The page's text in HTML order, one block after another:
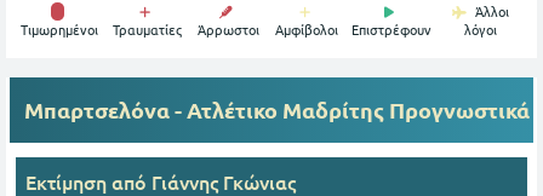
Tιμωρημένοι Τραυματίες Άρρωστοι Αμφίβολοι Επιστρέφουν
Άλλοι
λόγοι
Μπαρτσελόνα - Ατλέτικο Μαδρίτης Προγνωστικά
Εκτίμηση από Γιάννης Γκώνιας